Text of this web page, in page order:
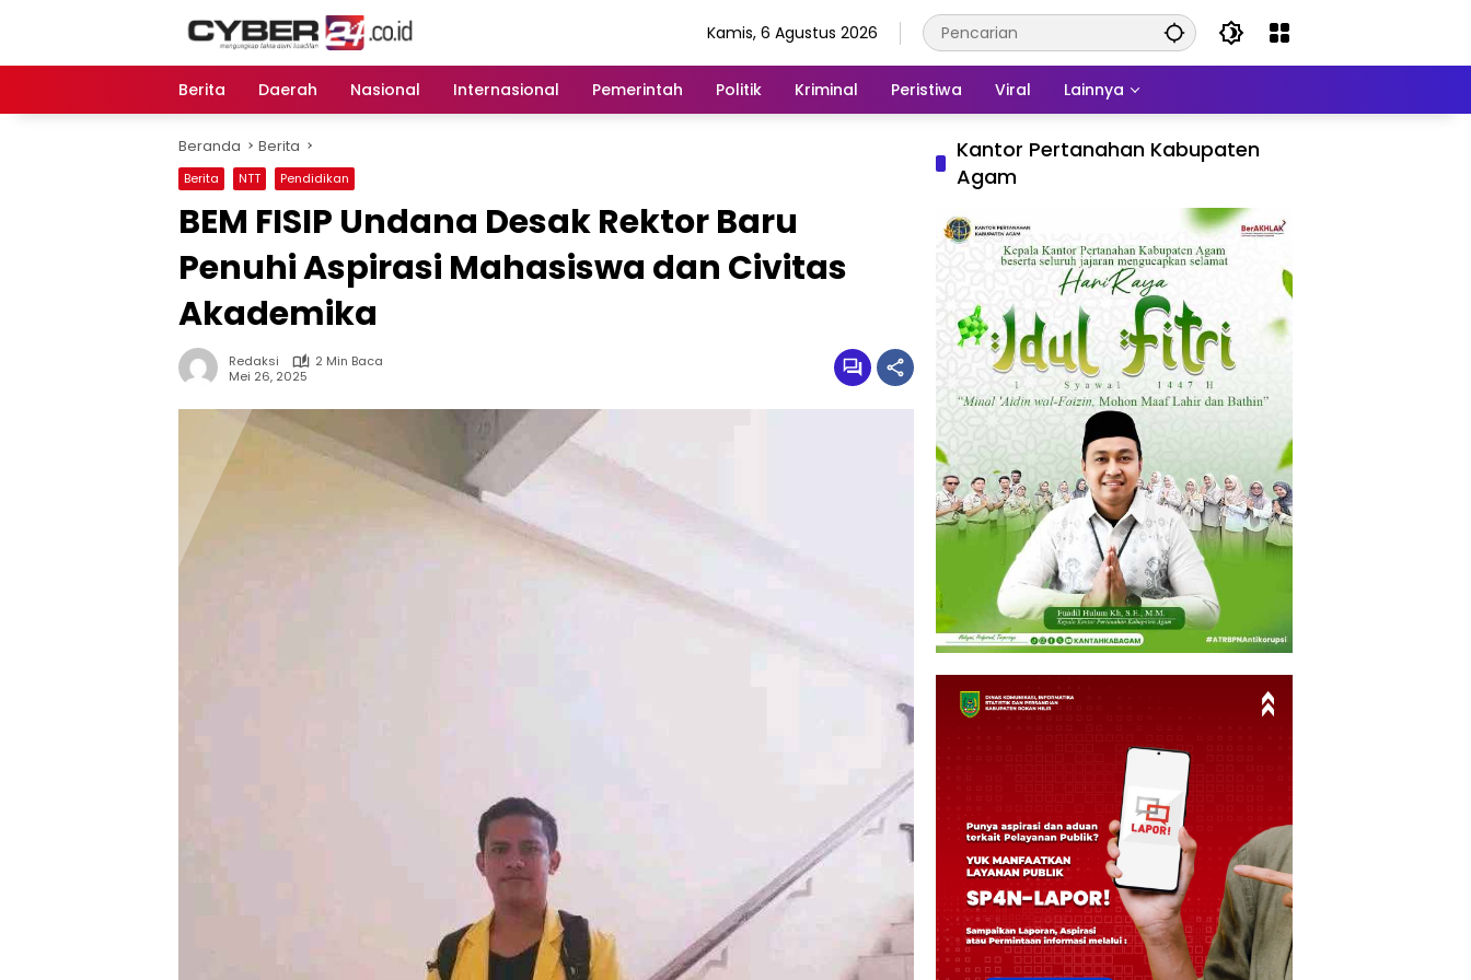
Kamis, 6 Agustus 2026
Berita Daerah Nasional Internasional Pemerintah Politik Kriminal Peristiwa Viral Lainnya
Beranda Berita
Berita NTT Pendidikan
BEM FISIP Undana Desak Rektor Baru
Penuhi Aspirasi Mahasiswa dan Civitas
Akademika
Redaksi
2 Min Baca
Mei 26, 2025
Kantor Pertanahan Kabupaten
Agam